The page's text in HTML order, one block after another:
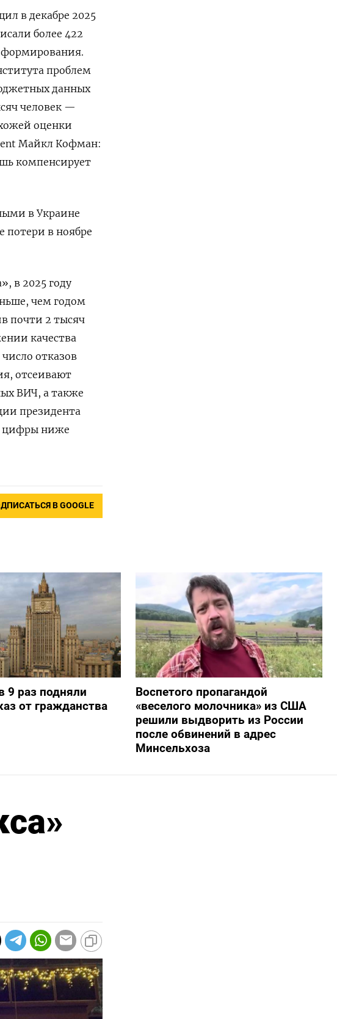
в декабре 2025
более 422
формирования.
проблем
данных
человек —
оценки
Майкл Кофман:
компенсирует
в Украине
потери в ноябре
в 2025 году
чем годом
почти 2 тысяч
качества
отказов
отсеивают
ВИЧ, а также
президента
цифры ниже
В GOOGLE
9 раз подняли
от гражданства
Воспетого пропагандой
«веселого молочника» из США
решили выдворить из России
после обвинений в адрес
Минсельхоза